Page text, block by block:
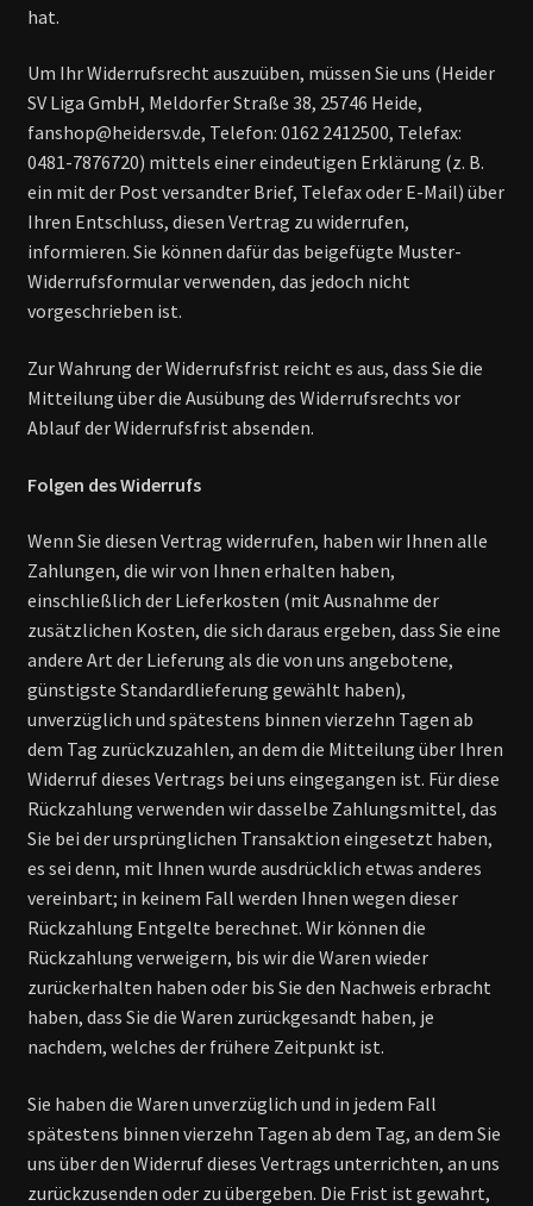
hat.
Um Ihr Widerrufsrecht auszuüben, müssen Sie uns (Heider
SV Liga GmbH, Meldorfer Straße 38, 25746 Heide,
fanshop@heidersv.de, Telefon: 0162 2412500, Telefax:
0481-7876720) mittels einer eindeutigen Erklärung (z. B.
ein mit der Post versandter Brief, Telefax oder E-Mail) über
Ihren Entschluss, diesen Vertrag zu widerrufen,
informieren. Sie können dafür das beigefügte Muster-
Widerrufsformular verwenden, das jedoch nicht
vorgeschrieben ist.
Zur Wahrung der Widerrufsfrist reicht es aus, dass Sie die
Mitteilung über die Ausübung des Widerrufsrechts vor
Ablauf der Widerrufsfrist absenden.
Folgen des Widerrufs
Wenn Sie diesen Vertrag widerrufen, haben wir Ihnen alle
Zahlungen, die wir von Ihnen erhalten haben,
einschließlich der Lieferkosten (mit Ausnahme der
zusätzlichen Kosten, die sich daraus ergeben, dass Sie eine
andere Art der Lieferung als die von uns angebotene,
günstigste Standardlieferung gewählt haben),
unverzüglich und spätestens binnen vierzehn Tagen ab
dem Tag zurückzuzahlen, an dem die Mitteilung über Ihren
Widerruf dieses Vertrags bei uns eingegangen ist. Für diese
Rückzahlung verwenden wir dasselbe Zahlungsmittel, das
Sie bei der ursprünglichen Transaktion eingesetzt haben,
es sei denn, mit Ihnen wurde ausdrücklich etwas anderes
vereinbart; in keinem Fall werden Ihnen wegen dieser
Rückzahlung Entgelte berechnet. Wir können die
Rückzahlung verweigern, bis wir die Waren wieder
zurückerhalten haben oder bis Sie den Nachweis erbracht
haben, dass Sie die Waren zurückgesandt haben, je
nachdem, welches der frühere Zeitpunkt ist.
Sie haben die Waren unverzüglich und in jedem Fall
spätestens binnen vierzehn Tagen ab dem Tag, an dem Sie
uns über den Widerruf dieses Vertrags unterrichten, an uns
zurückzusenden oder zu übergeben. Die Frist ist gewahrt,